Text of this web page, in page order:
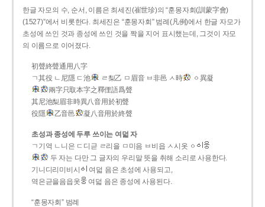
한글 자모의 수, 순서, 이름은 최세진(崔世珍)의 “훈몽자회(訓蒙字會)
(1527)”에서 비롯한다. 최세진은 “훈몽자회” 범례(凡例)에서 한글 자모가
초성에 쓰인 것과 종성에 쓰인 것을 짝을 지어 표시했는데, 그것이 자모
의 이름으로 이어졌다.
初聲終聲通用八字
ㄱ其役 ㄴ尼隱 ㄷ池
ㄹ梨乙 ㅁ眉音 ㅂ非邑 ㅅ時
ㆁ異凝
兩字只取本字之釋俚語爲聲
其尼池梨眉非時異八音用於初聲
役隱
乙音邑 凝八音用於終聲
초성과 종성에 두루 쓰이는 여덟 자
ㄱ기역 ㄴ니은 ㄷ디귿 ㄹ리을 ㅁ미음 ㅂ비읍 ㅅ시옷 ㆁ
두 자는 다만 그 글자의 우리말 뜻을 취해 소리로 사용한다.
기니디리미비시
여덟 음은 초성에 사용되고,
역은귿을음읍옷
여덟 음은 종성에 사용된다.
“훈몽자회” 범례